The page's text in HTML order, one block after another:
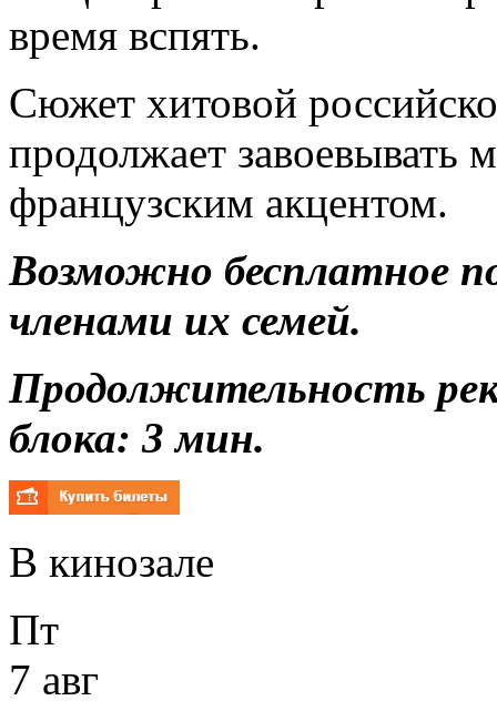
время вспять.
Сюжет хитовой
продолжает завоевывать
французским акцентом.
Возможно бесплатное
членами их семей.
Продолжительность
блока: 3 мин.
В кинозале
Пт
7 авг